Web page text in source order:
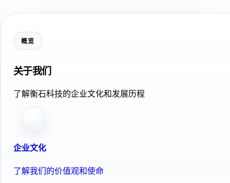
概览
关于我们
了解衡石科技的企业文化和发展历程
企业文化
了解我们的价值观和使命